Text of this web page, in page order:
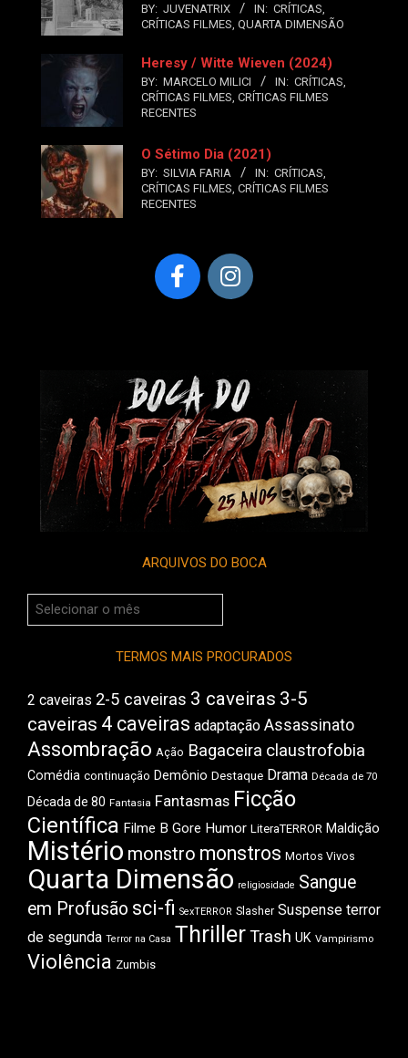
BY: JUVENATRIX IN: CRÍTICAS,
CRÍTICAS FILMES, QUARTA DIMENSÃO
Heresy / Witte Wieven (2024)
BY: MARCELO MILICI IN: CRÍTICAS,
CRÍTICAS FILMES, CRÍTICAS FILMES
RECENTES
O Sétimo Dia (2021)
BY: SILVIA FARIA IN: CRÍTICAS,
CRÍTICAS FILMES, CRÍTICAS FILMES
RECENTES
ARQUIVOS DO BOCA
Arquivos
do
TERMOS MAIS PROCURADOS
2 caveiras 2-5 caveiras 3 caveiras 3-5
caveiras 4 caveiras adaptação Assassinato
Assombração Ação Bagaceira claustrofobia
Comédia continuação Demônio Destaque Drama Década de 70
Década de 80 Fantasia Fantasmas Ficção
Científica Filme B Gore Humor LiteraTERROR Maldição
Mistério monstro monstros Mortos Vivos
Quarta Dimensão religiosidade Sangue
em Profusão sci-fi SexTERROR Slasher Suspense terror
de segunda Terror na Casa ThrillerTrash UK Vampirismo
Violência Zumbis